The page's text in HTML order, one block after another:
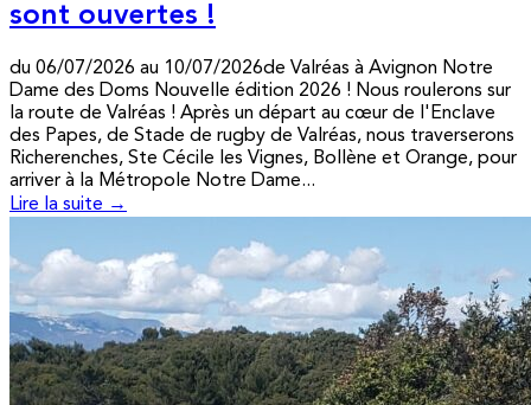
sont ouvertes !
du 06/07/2026 au 10/07/2026de Valréas à Avignon Notre
Dame des Doms Nouvelle édition 2026 ! Nous roulerons sur
la route de Valréas ! Après un départ au cœur de l'Enclave
des Papes, de Stade de rugby de Valréas, nous traverserons
Richerenches, Ste Cécile les Vignes, Bollène et Orange, pour
arriver à la Métropole Notre Dame...
Lire la suite →